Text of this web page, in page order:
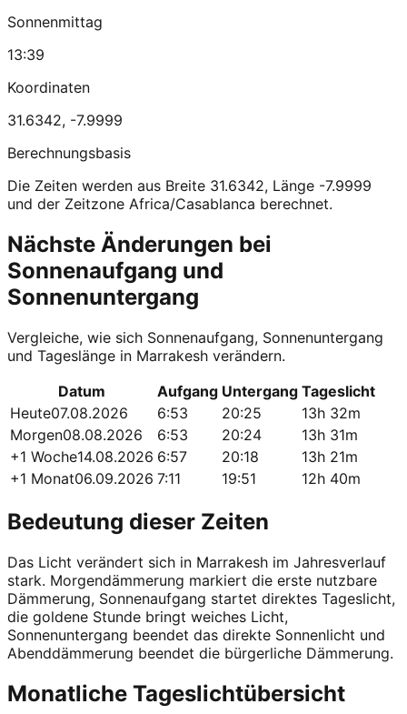
Sonnenmittag
13:39
Koordinaten
31.6342, -7.9999
Berechnungsbasis
Die Zeiten werden aus Breite 31.6342, Länge -7.9999
und der Zeitzone Africa/Casablanca berechnet.
Nächste Änderungen bei
Sonnenaufgang und
Sonnenuntergang
Vergleiche, wie sich Sonnenaufgang, Sonnenuntergang
und Tageslänge in Marrakesh verändern.
Datum
Aufgang Untergang Tageslicht
Heute07.08.2026 6:53 20:25
13h 32m
Morgen08.08.2026 6:53 20:24
13h 31m
+1 Woche14.08.2026 6:57 20:18
13h 21m
+1 Monat06.09.2026 7:11 19:51 12h 40m
Bedeutung dieser Zeiten
Das Licht verändert sich in Marrakesh im Jahresverlauf
stark. Morgendämmerung markiert die erste nutzbare
Dämmerung, Sonnenaufgang startet direktes Tageslicht,
die goldene Stunde bringt weiches Licht,
Sonnenuntergang beendet das direkte Sonnenlicht und
Abenddämmerung beendet die bürgerliche Dämmerung.
Monatliche Tageslichtübersicht